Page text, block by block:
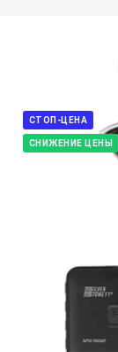
СТОП-ЦЕНА
СНИЖЕНИЕ ЦЕНЫ